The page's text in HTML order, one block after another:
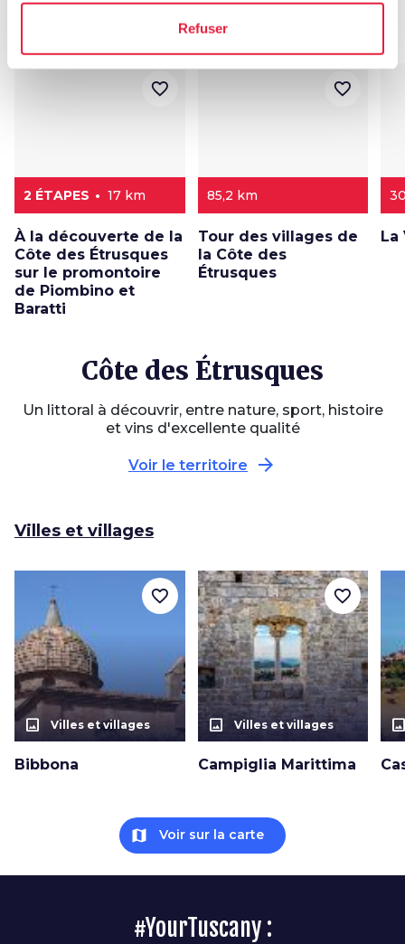
Refuser
2 ÉTAPES 17 km
À la découverte de la
Côte des Étrusques
sur le promontoire
de Piombino et
Baratti
favorite_border
85,2 km
Tour des villages de
la Côte des
Étrusques
favorite_border
La
Côte des Étrusques
Un littoral à découvrir, entre nature, sport, histoire
et vins d'excellente qualité
Voir le territoire arrow_forward
Villes et villages
photo_size_select_actual Villes et villages
Bibbona
favorite_border
photo_size_select_actual Villes et villages
Campiglia Marittima
favorite_border
map Voir sur la carte
#YourTuscany :